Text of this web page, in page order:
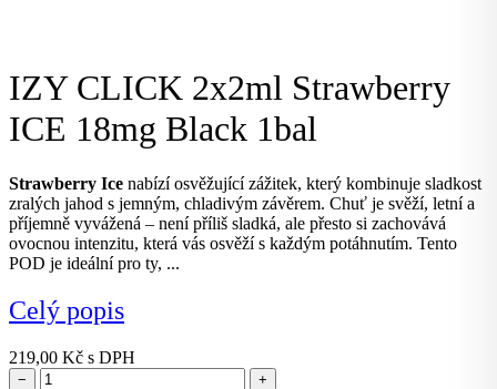
IZY CLICK 2x2ml Strawberry
ICE 18mg Black 1bal
Strawberry Ice nabízí osvěžující zážitek, který kombinuje sladkost
zralých jahod s jemným, chladivým závěrem. Chuť je svěží, letní a
příjemně vyvážená – není příliš sladká, ale přesto si zachovává
ovocnou intenzitu, která vás osvěží s každým potáhnutím. Tento
POD je ideální pro ty, ...
Celý popis
219,00 Kč s DPH
− +